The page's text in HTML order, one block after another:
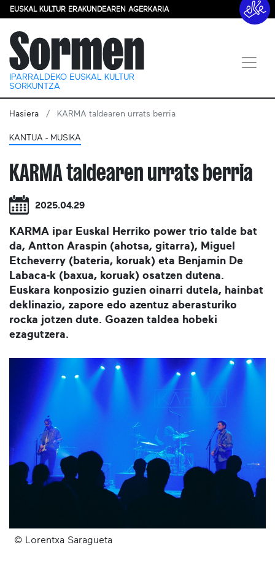
EUSKAL KULTUR ERAKUNDEAREN AGERKARIA
IPARRALDEKO EUSKAL KULTUR
SORKUNTZA
Hasiera KARMA taldearen urrats berria
KANTUA - MUSIKA
KARMA taldearen urrats berria
2025.04.29
KARMA ipar Euskal Herriko power trio talde bat
da, Antton Araspin (ahotsa, gitarra), Miguel
Etcheverry (bateria, koruak) eta Benjamin De
Labaca-k (baxua, koruak) osatzen dutena.
Euskara konposizio guzien oinarri dutela, hainbat
deklinazio, zapore edo azentuz aberasturiko
rocka jotzen dute. Goazen taldea hobeki
ezagutzera.
© Lorentxa Saragueta